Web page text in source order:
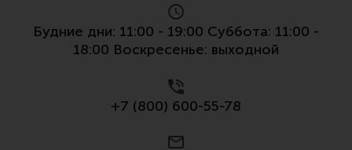
Будние дни: 11:00 - 19:00 Суббота: 11:00 -
18:00 Воскресенье: выходной
+7 (800) 600-55-78